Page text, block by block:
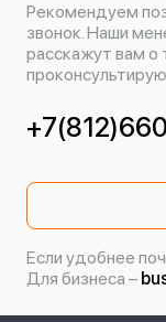
Рекомендуем
звонок. Наши
расскажут вам о
Если удобнее
Для бизнеса –